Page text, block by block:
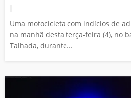
Uma motocicleta com indícios de
na manhã desta terça-feira (4), no
Talhada, durante...